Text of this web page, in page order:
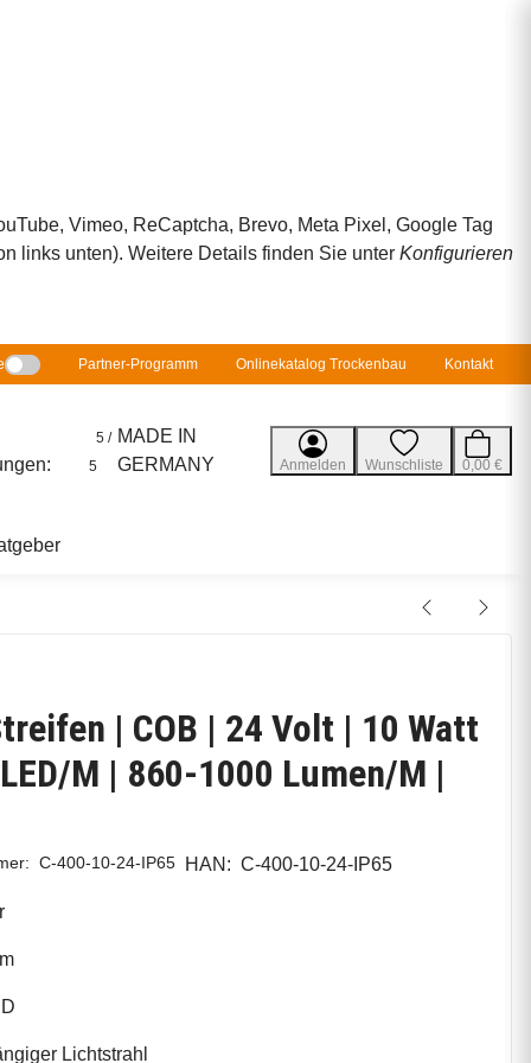
Vimeo, ReCaptcha, Brevo, Meta Pixel, Google Tag
links unten). Weitere Details finden Sie unter Konfigurieren
Partner-Programm Onlinekatalog Trockenbau Kontakt
5 /
5
MADE IN
GERMANY
Anmelden Wunschliste 0,00 €
| COB | 24 Volt | 10 Watt
M | 860-1000 Lumen/M |
C-400-10-24-IP65 HAN: C-400-10-24-IP65
Lichtstrahl